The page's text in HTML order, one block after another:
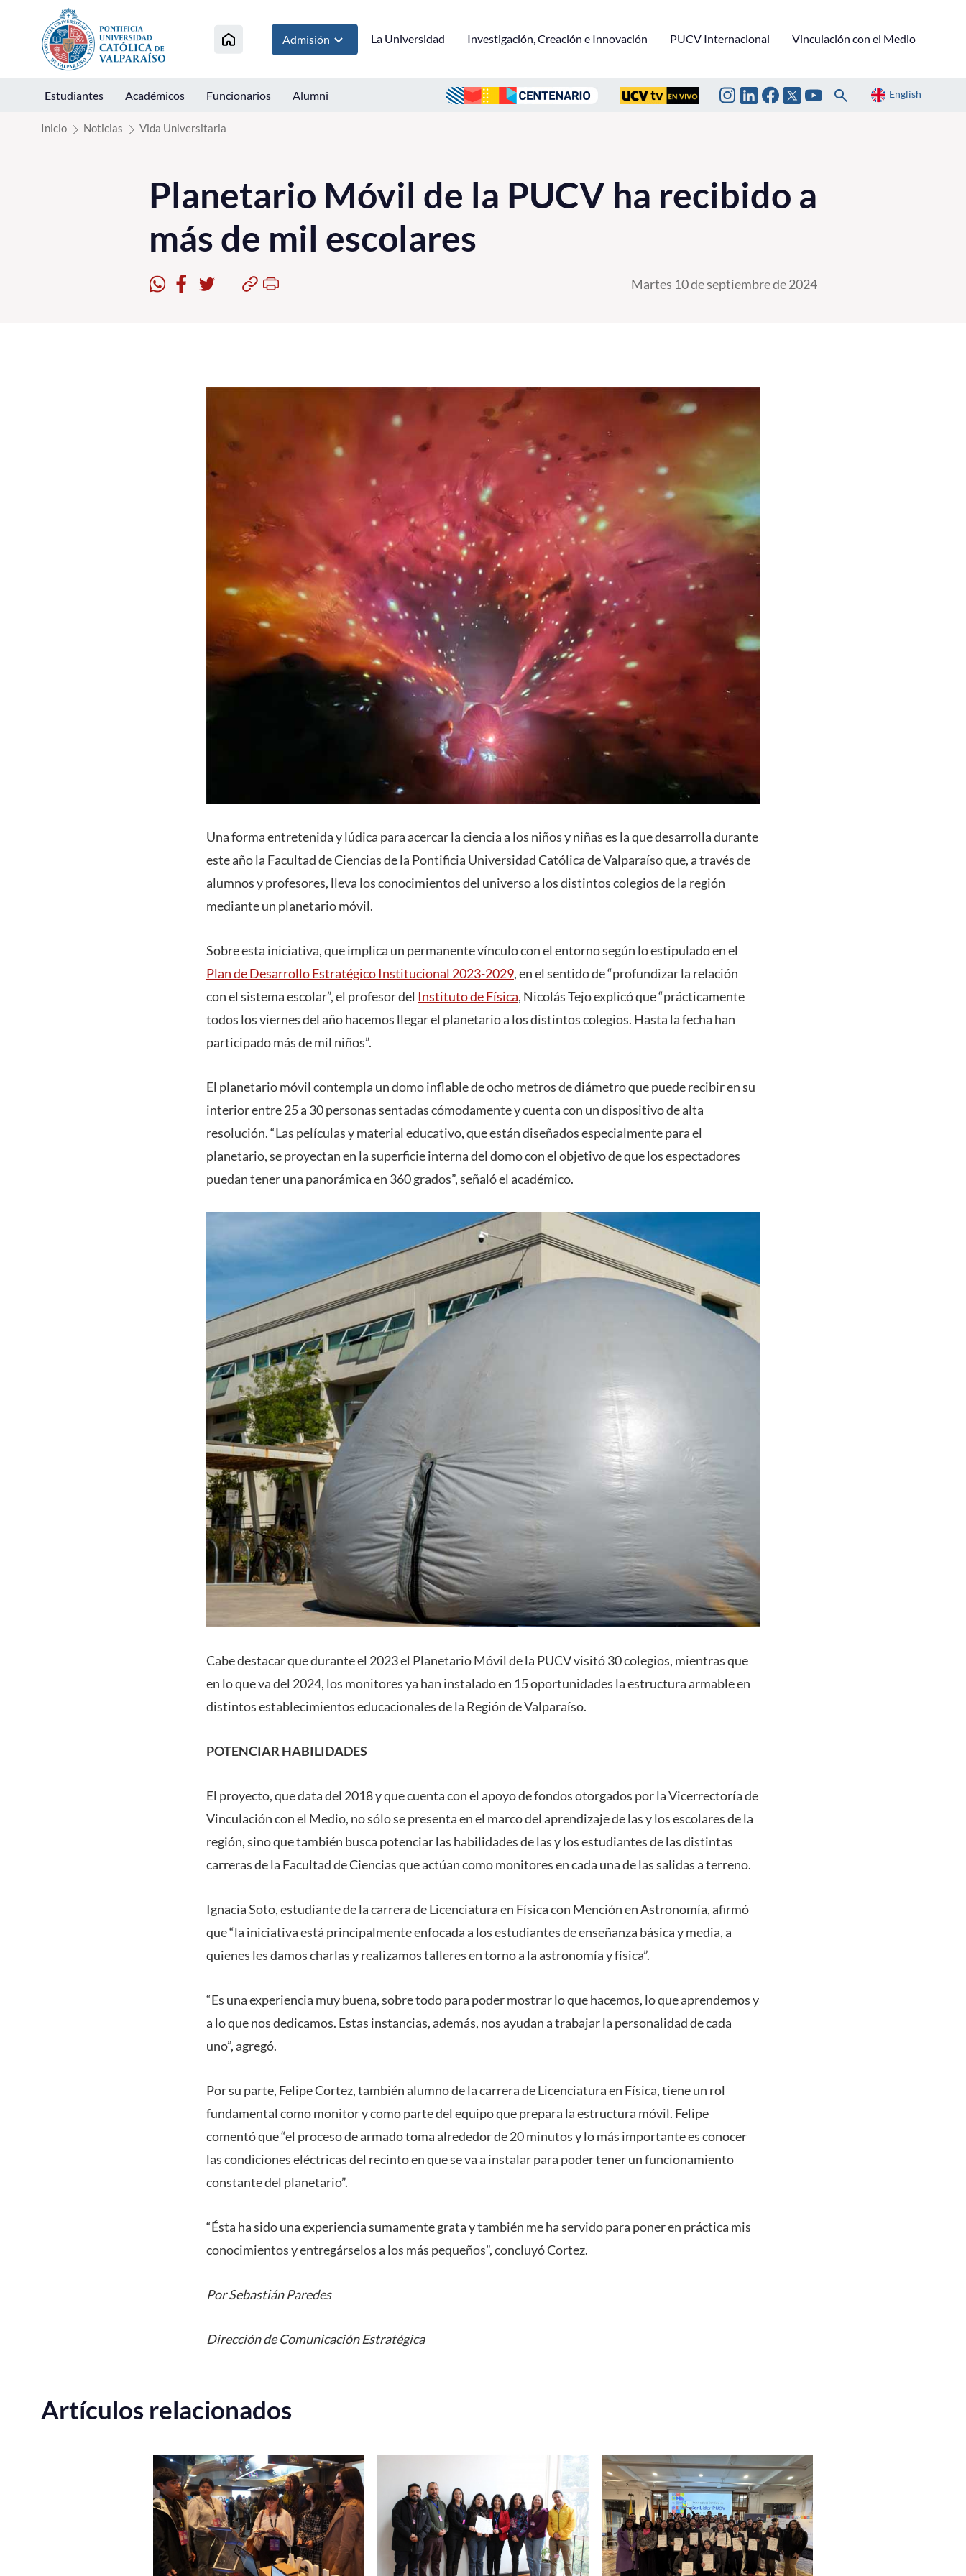
Click acá para ir directamente al contenido
Admisión La Universidad Investigación, Creación e Innovación PUCV Internacional Vinculación con el Medio
Estudiantes Académicos Funcionarios Alumni English
Inicio Noticias Vida Universitaria
Planetario Móvil de la PUCV ha recibido a
más de mil escolares
Martes 10 de septiembre de 2024
Una forma entretenida y lúdica para acercar la ciencia a los niños y niñas es la que desarrolla durante
este año la Facultad de Ciencias de la Pontificia Universidad Católica de Valparaíso que, a través de
alumnos y profesores, lleva los conocimientos del universo a los distintos colegios de la región
mediante un planetario móvil.
Sobre esta iniciativa, que implica un permanente vínculo con el entorno según lo estipulado en el
Plan de Desarrollo Estratégico Institucional 2023-2029, en el sentido de “profundizar la relación
con el sistema escolar”, el profesor del Instituto de Física, Nicolás Tejo explicó que “prácticamente
todos los viernes del año hacemos llegar el planetario a los distintos colegios. Hasta la fecha han
participado más de mil niños”.
El planetario móvil contempla un domo inflable de ocho metros de diámetro que puede recibir en su
interior entre 25 a 30 personas sentadas cómodamente y cuenta con un dispositivo de alta
resolución. “Las películas y material educativo, que están diseñados especialmente para el
planetario, se proyectan en la superficie interna del domo con el objetivo de que los espectadores
puedan tener una panorámica en 360 grados”, señaló el académico.
Cabe destacar que durante el 2023 el Planetario Móvil de la PUCV visitó 30 colegios, mientras que
en lo que va del 2024, los monitores ya han instalado en 15 oportunidades la estructura armable en
distintos establecimientos educacionales de la Región de Valparaíso.
POTENCIAR HABILIDADES
El proyecto, que data del 2018 y que cuenta con el apoyo de fondos otorgados por la Vicerrectoría de
Vinculación con el Medio, no sólo se presenta en el marco del aprendizaje de las y los escolares de la
región, sino que también busca potenciar las habilidades de las y los estudiantes de las distintas
carreras de la Facultad de Ciencias que actúan como monitores en cada una de las salidas a terreno.
Ignacia Soto, estudiante de la carrera de Licenciatura en Física con Mención en Astronomía, afirmó
que “la iniciativa está principalmente enfocada a los estudiantes de enseñanza básica y media, a
quienes les damos charlas y realizamos talleres en torno a la astronomía y física”.
“Es una experiencia muy buena, sobre todo para poder mostrar lo que hacemos, lo que aprendemos y
a lo que nos dedicamos. Estas instancias, además, nos ayudan a trabajar la personalidad de cada
uno”, agregó.
Por su parte, Felipe Cortez, también alumno de la carrera de Licenciatura en Física, tiene un rol
fundamental como monitor y como parte del equipo que prepara la estructura móvil. Felipe
comentó que “el proceso de armado toma alrededor de 20 minutos y lo más importante es conocer
las condiciones eléctricas del recinto en que se va a instalar para poder tener un funcionamiento
constante del planetario”.
“Ésta ha sido una experiencia sumamente grata y también me ha servido para poner en práctica mis
conocimientos y entregárselos a los más pequeños”, concluyó Cortez.
Por Sebastián Paredes
Dirección de Comunicación Estratégica
Artículos relacionados